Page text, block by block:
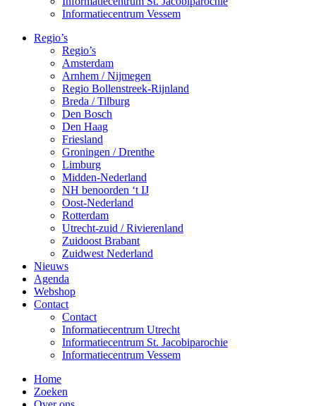
Informatiecentrum Vessem
Regio’s
Regio’s
Amsterdam
Arnhem / Nijmegen
Regio Bollenstreek-Rijnland
Breda / Tilburg
Den Bosch
Den Haag
Friesland
Groningen / Drenthe
Limburg
Midden-Nederland
NH benoorden ‘t IJ
Oost-Nederland
Rotterdam
Utrecht-zuid / Rivierenland
Zuidoost Brabant
Zuidwest Nederland
Nieuws
Agenda
Webshop
Contact
Contact
Informatiecentrum Utrecht
Informatiecentrum St. Jacobiparochie
Informatiecentrum Vessem
Home
Zoeken